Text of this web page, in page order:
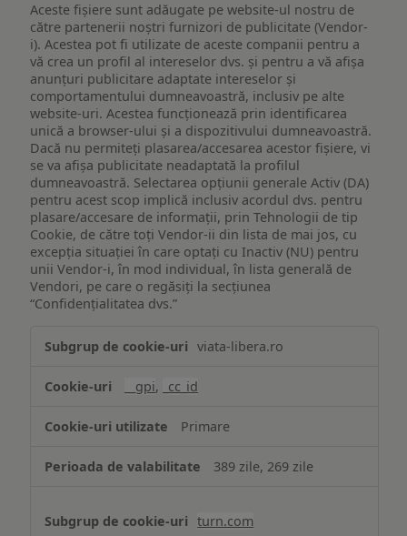
Aceste fișiere sunt adăugate pe website-ul nostru de
către partenerii noștri furnizori de publicitate (Vendor-
i). Acestea pot fi utilizate de aceste companii pentru a
vă crea un profil al intereselor dvs. și pentru a vă afișa
anunțuri publicitare adaptate intereselor și
comportamentului dumneavoastră, inclusiv pe alte
website-uri. Acestea funcționează prin identificarea
unică a browser-ului și a dispozitivului dumneavoastră.
Dacă nu permiteți plasarea/accesarea acestor fișiere, vi
se va afișa publicitate neadaptată la profilul
dumneavoastră. Selectarea opțiunii generale Activ (DA)
pentru acest scop implică inclusiv acordul dvs. pentru
plasare/accesare de informații, prin Tehnologii de tip
Cookie, de către toți Vendor-ii din lista de mai jos, cu
excepția situației în care optați cu Inactiv (NU) pentru
unii Vendor-i, în mod individual, în lista generală de
Vendori, pe care o regăsiți la secțiunea
“Confidențialitatea dvs.”
țintită
viata-libera.ro
__gpi, _cc_id
Primare
389 zile, 269 zile
turn.com